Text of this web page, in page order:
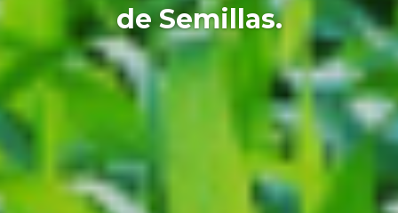
de Semillas.